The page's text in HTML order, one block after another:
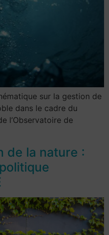
sur la gestion de
dans le cadre du
l’Observatoire de
de la nature :